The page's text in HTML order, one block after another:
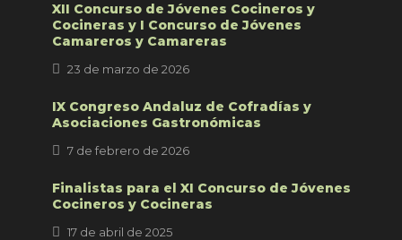
XII Concurso de Jóvenes Cocineros y
Cocineras y I Concurso de Jóvenes
Camareros y Camareras
23 de marzo de 2026
IX Congreso Andaluz de Cofradías y
Asociaciones Gastronómicas
7 de febrero de 2026
Finalistas para el XI Concurso de Jóvenes
Cocineros y Cocineras
17 de abril de 2025